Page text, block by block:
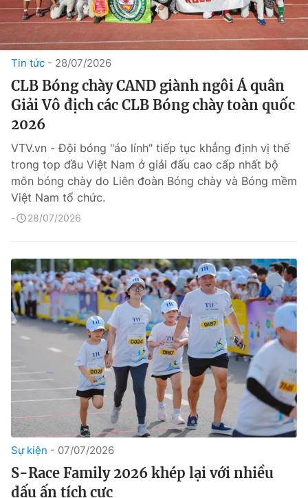
Tin tức 28/07/2026
CLB Bóng chày CAND giành ngôi Á quân
Giải Vô địch các CLB Bóng chày toàn quốc
2026
VTV.vn - Đội bóng "áo lính" tiếp tục khẳng định vị thế
trong top đầu Việt Nam ở giải đấu cao cấp nhất bộ
môn bóng chày do Liên đoàn Bóng chày và Bóng mềm
Việt Nam tổ chức.
28/07/2026
Sự kiện 07/07/2026
S-Race Family 2026 khép lại với nhiều
dấu ấn tích cực